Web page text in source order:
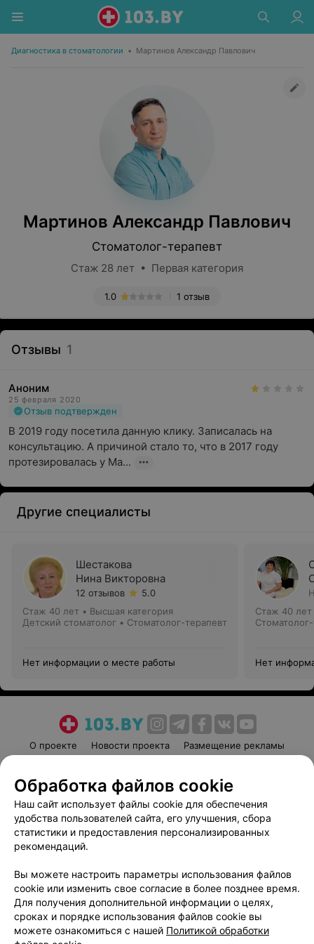
Диагностика в стоматологии • Мартинов Александр Павлович
Мартинов Александр Павлович
Стоматолог-терапевт
Стаж 28 лет • Первая категория
1 отзыв
1.0
Отзывы 1
Аноним
25 февраля 2020
Отзыв подтвержден
В 2019 году посетила данную клику. Записалась на
консультацию. А причиной стало то, что в 2017 году
протезировалась у Ма...
Другие специалисты
Шестакова
Нина Викторовна
12 отзывов
5.0
Стаж 40 лет • Высшая категория
Детский стоматолог • Стоматолог-терапевт
Нет информации о месте работы
Стаж 40 лет
Нет
О проекте Новости проекта
Размещение рекламы
Пользовательское соглашение
Способы оплаты
Вакансии
Партнеры
Написать руководителю 103.by
Обработка персональных данных
Обработка файлов cookie
Наш сайт использует файлы cookie для обеспечения
удобства пользователей сайта, его улучшения, сбора
статистики и предоставления персонализированных
рекомендаций.
Вы можете настроить параметры использования файлов
cookie или изменить свое согласие в более позднее время.
Для получения дополнительной информации о целях,
сроках и порядке использования файлов cookie вы
можете ознакомиться с нашей Политикой обработки